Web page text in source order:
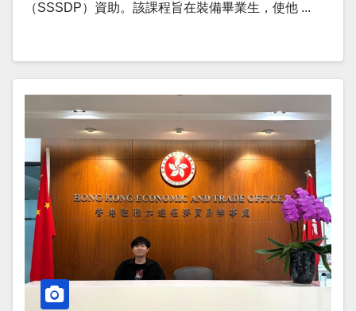
（SSSDP）資助。該課程旨在裝備畢業生，使他 ...